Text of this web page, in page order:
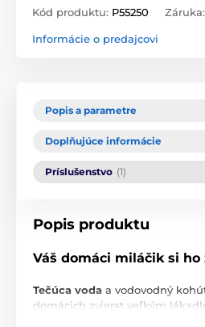
Kód produktu: P55250 Záruka:
Informácie o predajcovi
Popis a parametre
Doplňujúce informácie
Príslušenstvo (1)
Popis produktu
Váš domáci miláčik si
Tečúca voda a vodovodný
domácich zvierat veľkým